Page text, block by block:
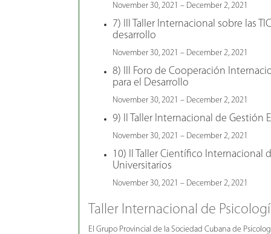
November 30, 2021 – December 2, 2021
7) III Taller Internacional sobre las
desarrollo
November 30, 2021 – December 2, 2021
8) III Foro de Cooperación
para el Desarrollo
November 30, 2021 – December 2, 2021
9) II Taller Internacional de Gestión
November 30, 2021 – December 2, 2021
10) II Taller Científico Internacional
Universitarios
November 30, 2021 – December 2, 2021
Taller Internacional de
El Grupo Provincial de la Sociedad Cubana de